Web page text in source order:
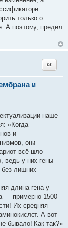
только о
А поэтому, предел
и
Цитата
наше
«Когда
и
они
всё шло
ведь у них гены —
без лишних
длина гена у
— примерно 1500
Их средняя
А вот
бывало! Как так?»